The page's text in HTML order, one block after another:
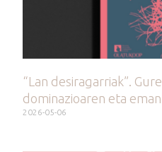
“Lan desiragarriak”.
dominazioaren eta
2026-05-06